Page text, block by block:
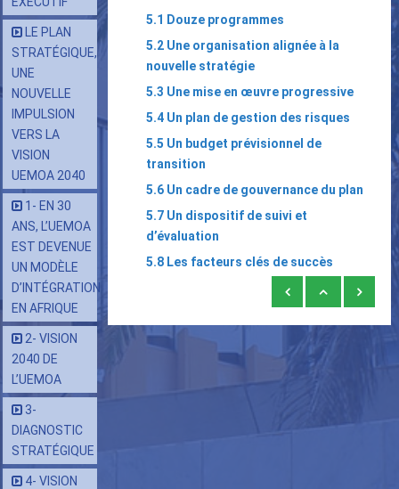
LE PLAN
STRATÉGIQUE,
UNE
NOUVELLE
IMPULSION
VERS LA
VISION
UEMOA 2040
1- EN 30
ANS, L’UEMOA
EST DEVENUE
UN MODÈLE
D’INTÉGRATION
EN AFRIQUE
2- VISION
2040 DE
L’UEMOA
3-
DIAGNOSTIC
STRATÉGIQUE
4- VISION
5.1 Douze programmes
5.2 Une organisation alignée à la
nouvelle stratégie
5.3 Une mise en œuvre progressive
5.4 Un plan de gestion des risques
5.5 Un budget prévisionnel de
transition
5.6 Un cadre de gouvernance du plan
5.7 Un dispositif de suivi et
d’évaluation
5.8 Les facteurs clés de succès
transversaux
de